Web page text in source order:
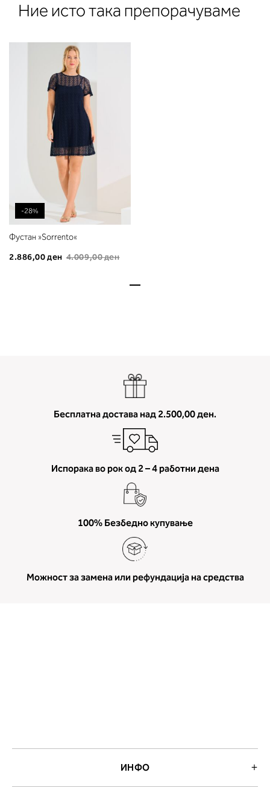
Ние исто така препорачуваме
-28%
Фустан »Sorrento«
2.886,00 ден 4.009,00 ден
Бесплатна достава над 2.500,00 ден.
Испорака во рок од 2 – 4 работни дена
100% Безбедно купување
Можност за замена или рефундација на средства
ИНФО
брадавиците - до